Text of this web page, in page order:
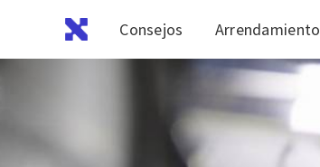
Consejos Arrendamiento